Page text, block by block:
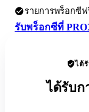
รายการพร็อกซี
รับพร็อกซีที่
ได้
ได้รับก